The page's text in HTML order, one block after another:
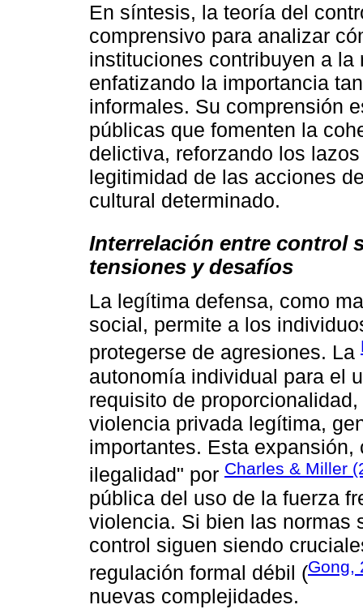
En síntesis, la teoría del
comprensivo para analizar
instituciones contribuyen a
enfatizando la importancia
informales. Su comprensión
públicas que fomenten la
delictiva, reforzando los
legitimidad de las acciones
cultural determinado.
Interrelación entre control
tensiones y desafíos
La legítima defensa, como
social, permite a los
protegerse de agresiones. La
autonomía individual para el
requisito de
violencia privada legítima,
importantes. Esta
ilegalidad" por Charles & Miller
pública del uso de la fuerza
violencia. Si bien las normas
control siguen siendo
regulación formal débil (Gong,
nuevas complejidades.